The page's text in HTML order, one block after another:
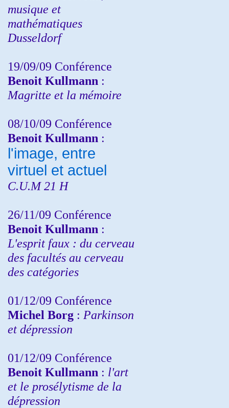
musique et
mathématiques
Dusseldorf
19/09/09 Conférence
Benoit Kullmann :
Magritte et la mémoire
08/10/09 Conférence
Benoit Kullmann :
l'image, entre
virtuel et actuel
C.U.M 21 H
26/11/09 Conférence
Benoit Kullmann :
L'esprit faux : du cerveau
des facultés au cerveau
des catégories
01/12/09 Conférence
Michel Borg : Parkinson
et dépression
01/12/09 Conférence
Benoit Kullmann : l'art
et le prosélytisme de la
dépression